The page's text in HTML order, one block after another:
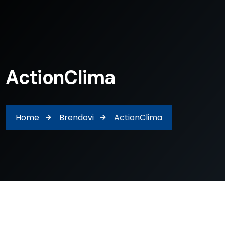
ActionClima
Home Brendovi ActionClima